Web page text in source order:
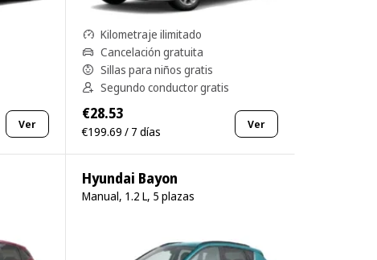
Ver
Kilometraje ilimitado
Cancelación gratuita
Sillas para niños gratis
Segundo conductor gratis
€28.53
€199.69 / 7 días Ver
Hyundai Bayon
Manual, 1.2 L, 5 plazas